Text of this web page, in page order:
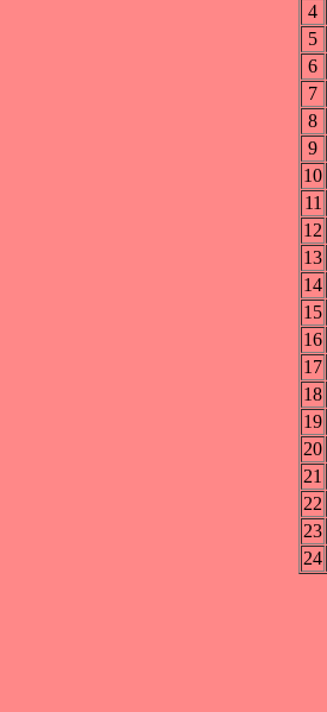
4
5
6
7
8
9
10
11
12
13
14
15
16
17
18
19
20
21
22
23
24